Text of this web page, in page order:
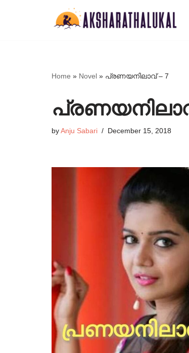
Home » Novel » പ്രണയനിലാവ് – 7
byAnju Sabari December 15, 2018